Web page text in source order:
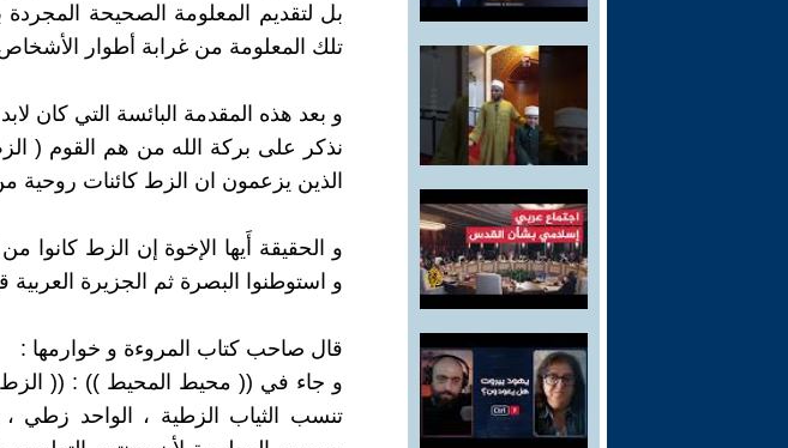
بل لتقديم المعلومة الصحيحة
تلك المعلومة من غرابة أطوار
و بعد هذه المقدمة البائسة التي كان لابد
نذكر على بركة الله من هم القوم (
الذين يزعمون ان الزط كائنات روحية
و الحقيقة أَيها الإخوة إن الزط كانوا
و استوطنوا البصرة ثم الجزيرة العربية
قال صاحب كتاب المروءة و خوارمها :
و جاء في (( محيط المحيط )) : ((
تنسب الثياب الزطية ، الواحد زطي